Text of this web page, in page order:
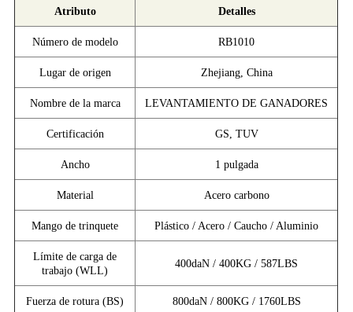
Atributo Detalles
Número de modelo RB1010
Lugar de origen Zhejiang, China
Nombre de la marca LEVANTAMIENTO DE GANADORES
Certificación GS, TUV
Ancho 1 pulgada
Material Acero carbono
Mango de trinquete Plástico / Acero / Caucho / Aluminio
Límite de carga de
trabajo (WLL)
400daN / 400KG / 587LBS
Fuerza de rotura (BS) 800daN / 800KG / 1760LBS